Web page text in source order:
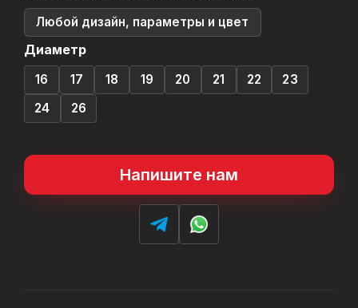
Любой дизайн, параметры и цвет
Диаметр
16 17 18 19 20 21 22
23
24
26
Напишите нам